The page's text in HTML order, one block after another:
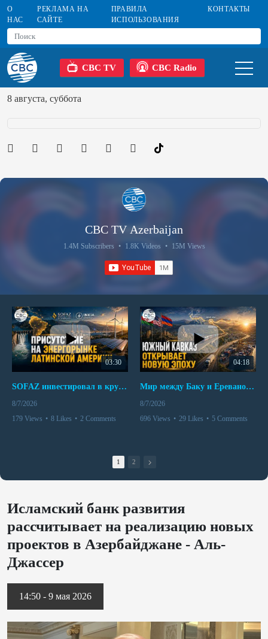
О
НАС
РЕКЛАМА НА
САЙТЕ
ПРАВИЛА
ИСПОЛЬЗОВАНИЯ
КОНТАКТЫ
CBC TV CBC Radio
8 августа, суббота
CBC TV Azerbaijan
1.4M Subscribers • 1.8K Videos • 15M Views
03:30
SOFAZ инвестировал в крупнейшего независимого производителя электроэнергии Перу
8/7/2026
179 Views • 8 Likes • 2 Comments
04:18
Мир между Баку и Ереваном запускает крупные логистические проекты
8/7/2026
696 Views • 29 Likes • 5 Comments
1 2
Исламский банк развития
рассчитывает на реализацию новых
проектов в Азербайджане - Аль-
Джассер
14:50 - 9 мая 2026